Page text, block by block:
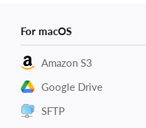
For macOS
Amazon S3
Google Drive
SFTP